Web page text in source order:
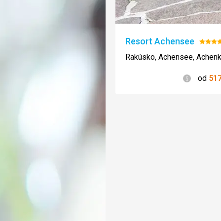
Resort Achensee
4/5
Rakúsko, Achensee,
od